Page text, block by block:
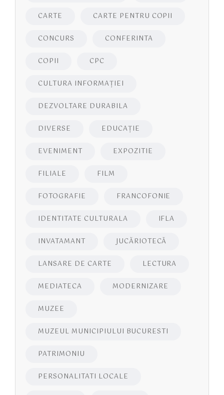
CARTE CARTE PENTRU COPII
CONCURS CONFERINTA
COPII CPC
CULTURA INFORMAŢIEI
DEZVOLTARE DURABILA
DIVERSE EDUCAŢIE
EVENIMENT EXPOZITIE
FILIALE FILM
FOTOGRAFIE FRANCOFONIE
IDENTITATE CULTURALA IFLA
INVATAMANT JUCĂRIOTECĂ
LANSARE DE CARTE LECTURA
MEDIATECA MODERNIZARE
MUZEE
MUZEUL MUNICIPIULUI BUCURESTI
PATRIMONIU
PERSONALITATI LOCALE